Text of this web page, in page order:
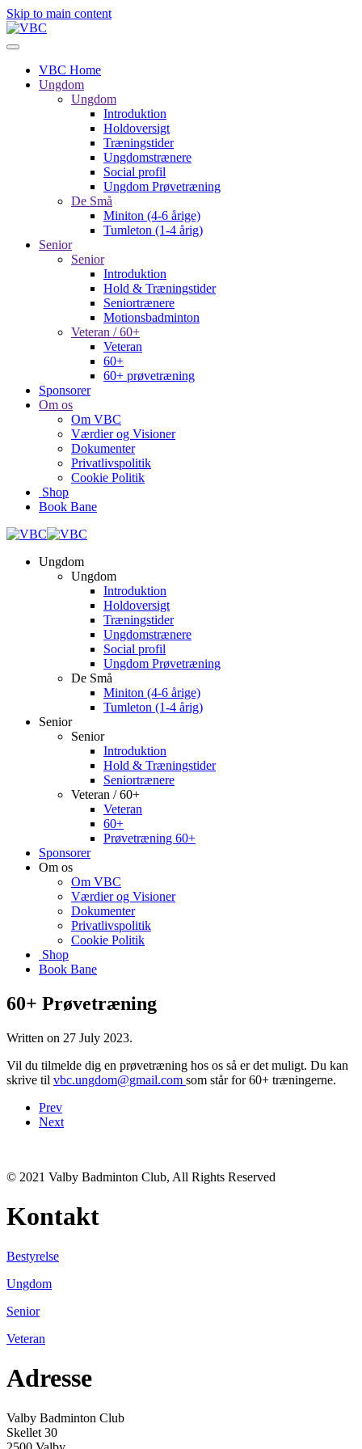
Skip to main content
VBC Home
Ungdom
Ungdom
Introduktion
Holdoversigt
Træningstider
Ungdomstrænere
Social profil
Ungdom Prøvetræning
De Små
Miniton (4-6 årige)
Tumleton (1-4 årig)
Senior
Senior
Introduktion
Hold & Træningstider
Seniortrænere
Motionsbadminton
Veteran / 60+
Veteran
60+
60+ prøvetræning
Sponsorer
Om os
Om VBC
Værdier og Visioner
Dokumenter
Privatlivspolitik
Cookie Politik
Shop
Book Bane
Ungdom
Ungdom
Introduktion
Holdoversigt
Træningstider
Ungdomstrænere
Social profil
Ungdom Prøvetræning
De Små
Miniton (4-6 årige)
Tumleton (1-4 årig)
Senior
Senior
Introduktion
Hold & Træningstider
Seniortrænere
Veteran / 60+
Veteran
60+
Prøvetræning 60+
Sponsorer
Om os
Om VBC
Værdier og Visioner
Dokumenter
Privatlivspolitik
Cookie Politik
Shop
Book Bane
60+ Prøvetræning
Written on 27 July 2023.
Vil du tilmelde dig en prøvetræning hos os så er det muligt. Du kan
skrive til vbc.ungdom@gmail.com som står for 60+ træningerne.
Prev
Next
© 2021 Valby Badminton Club, All Rights Reserved
Kontakt
Bestyrelse
Ungdom
Senior
Veteran
Adresse
Valby Badminton Club
Skellet 30